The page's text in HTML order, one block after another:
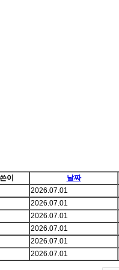
이 날짜
2026.07.01
2026.07.01
2026.07.01
2026.07.01
2026.07.01
2026.07.01